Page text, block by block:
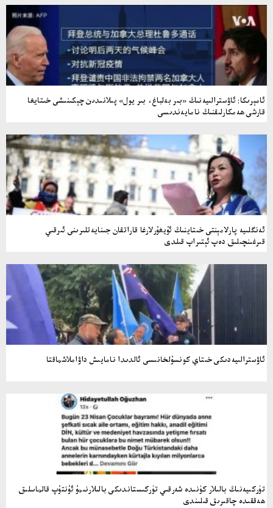
ئامېرىكا: ئاۋسترالىيەنىڭ «بىر بەلباغ، بىر يول» پىلانىدىن چېكىنىشى خىتايغا
قارشى ھەمكارلىقنىڭ نامايەندىسى
ئەنگلىيە پارلامېنتى خىتاينىڭ ئۇيغۇرلارغا قاراتقان جىنايەتلىرىنى ئىرقىي
قىرغىنچىلىق دەپ ئېتىراپ قىلدى
ئاۋسترالىيەدىكى خىتاي كونسۇلخانىسى ئالدىدا نامايىش داۋاملاشماقتا
تۈركىيەنىڭ بالىلار كۈنىدە شەرقىي تۈركىستاندىكى بالىلارنىمۇ ئۇنتۇپ قالماسلىق
ھەققىدە چاقىرىق قىلىندى